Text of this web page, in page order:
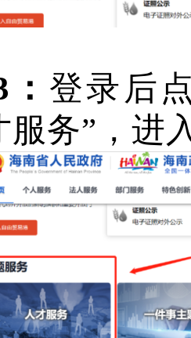
： 登录后
服务”，进